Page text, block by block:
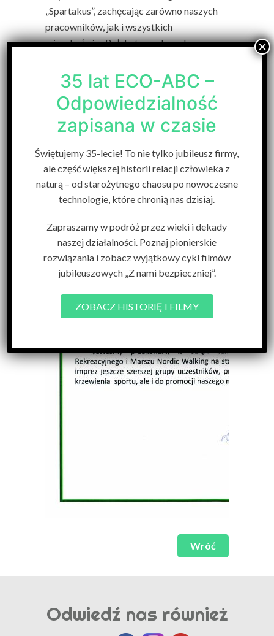
„Spartakus”, zachęcając zarówno naszych
pracowników, jak i wszystkich
mieszkańców Bełchatowa do ruchu na
Wróć
Odwiedź nas również
35 lat ECO-ABC –
Odpowiedzialność
zapisana w czasie
Świętujemy 35-lecie! To nie tylko jubileusz firmy,
ale część większej historii relacji człowieka z
naturą – od starożytnego chaosu po nowoczesne
technologie, które chronią nas dzisiaj.
Zapraszamy w podróż przez wieki i dekady
naszej działalności. Poznaj pionierskie
rozwiązania i zobacz wyjątkowy cykl filmów
jubileuszowych „Z nami bezpieczniej”.
ZOBACZ HISTORIĘ I FILMY